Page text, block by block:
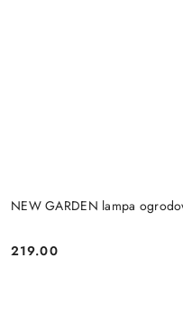
NEW GARDEN lampa
Cena:
219.00